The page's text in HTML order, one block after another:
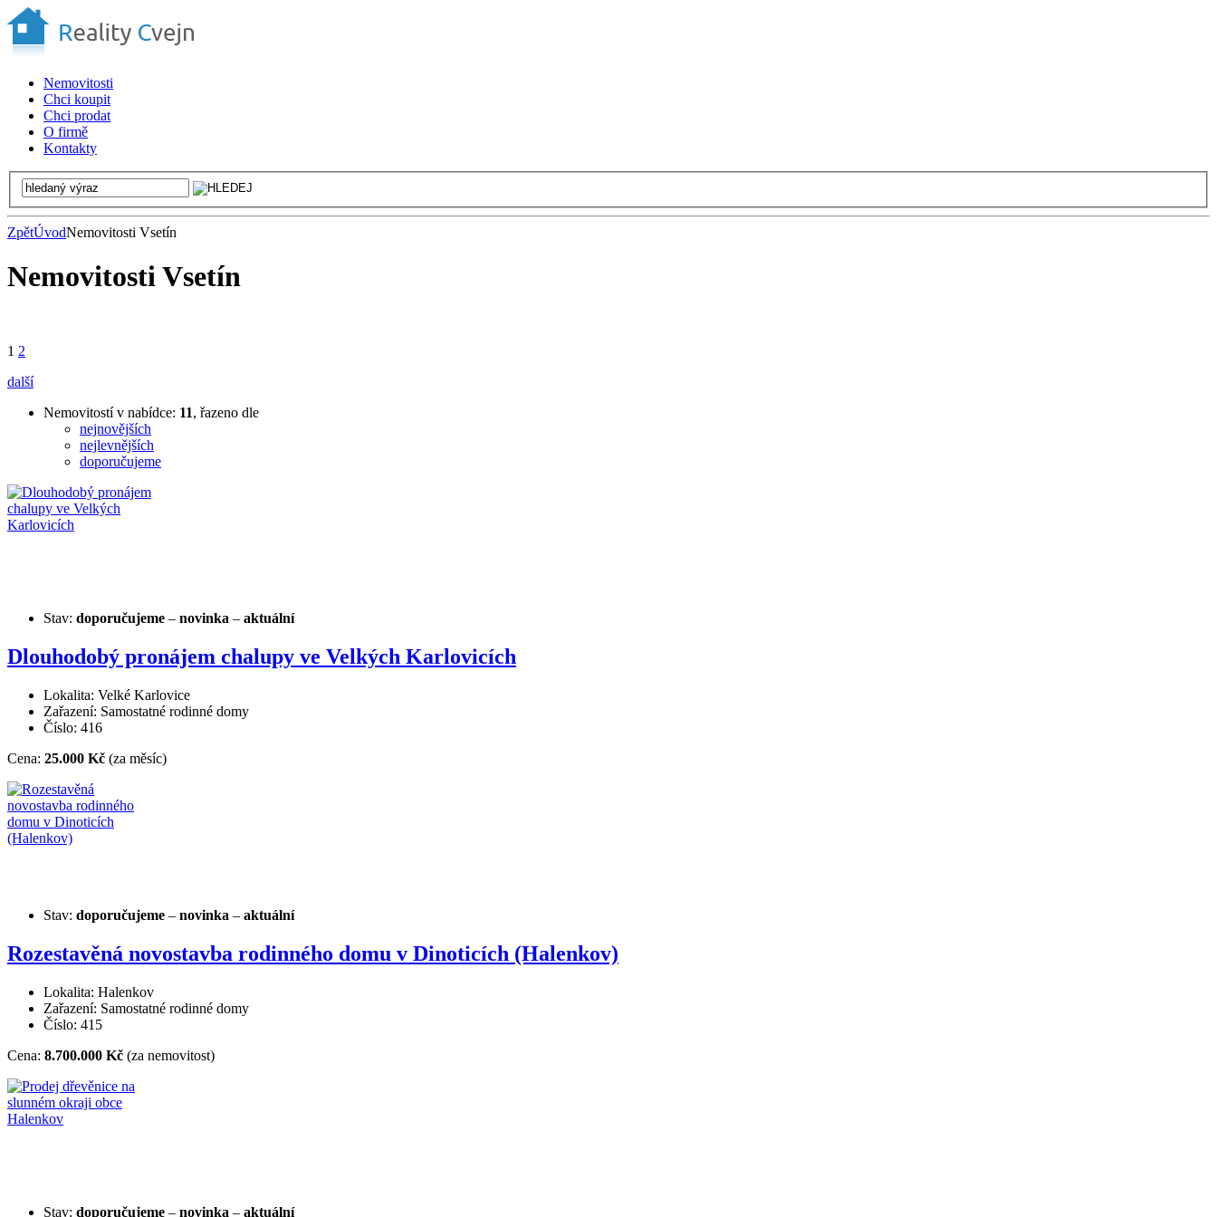
Nemovitosti
Chci koupit
Chci prodat
O firmě
Kontakty
ZpětÚvodNemovitosti Vsetín
Nemovitosti Vsetín
1 2
další
Nemovitostí v nabídce: 11, řazeno dle
nejnovějších
nejlevnějších
doporučujeme
Stav: doporučujeme – novinka – aktuální
Dlouhodobý pronájem chalupy ve Velkých Karlovicích
Lokalita: Velké Karlovice
Zařazení: Samostatné rodinné domy
Číslo: 416
Cena: 25.000 Kč (za měsíc)
Stav: doporučujeme – novinka – aktuální
Rozestavěná novostavba rodinného domu v Dinoticích (Halenkov)
Lokalita: Halenkov
Zařazení: Samostatné rodinné domy
Číslo: 415
Cena: 8.700.000 Kč (za nemovitost)
Stav: doporučujeme – novinka – aktuální